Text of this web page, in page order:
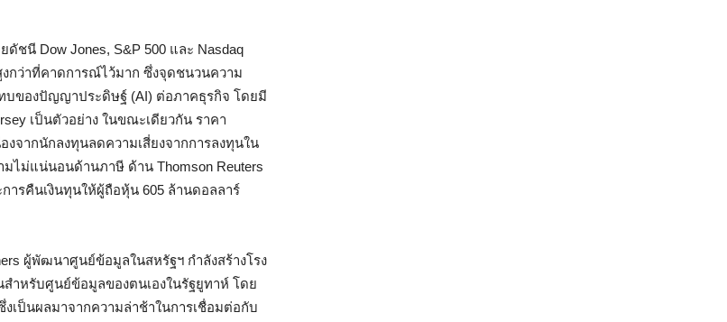
ชนี Dow Jones, S&P 500 และ Nasdaq
กว่าที่คาดการณ์ไว้มาก ซึ่งจุดชนวนความ
ทบของปัญญาประดิษฐ์ (AI) ต่อภาคธุรกิจ โดยมี
เป็นตัวอย่าง ในขณะเดียวกัน ราคา
งจากนักลงทุนลดความเสี่ยงจากการลงทุนใน
ไม่แน่นอนด้านภาษี ด้าน Thomson Reuters
ารคืนเงินทุนให้ผู้ถือหุ้น 605 ล้านดอลลาร์
ผู้พัฒนาศูนย์ข้อมูลในสหรัฐฯ กำลังสร้างโรง
ำหรับศูนย์ข้อมูลของตนเองในรัฐยูทาห์ โดย
เป็นผลมาจากความล่าช้าในการเชื่อมต่อกับ